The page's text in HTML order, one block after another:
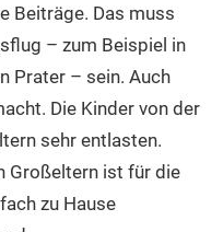
Beiträge. Das muss
– zum Beispiel in
Prater – sein. Auch
Die Kinder von der
sehr entlasten.
Großeltern ist für die
zu Hause